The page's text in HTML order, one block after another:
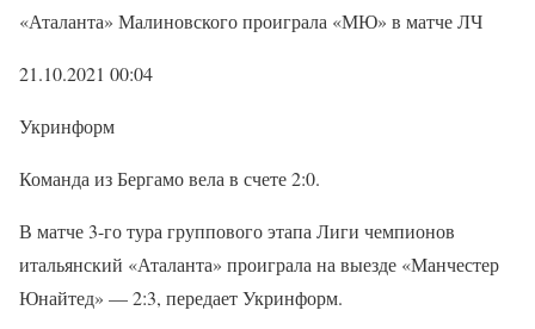
«Аталанта» Малиновского проиграла «МЮ» в матче ЛЧ
21.10.2021 00:04
Укринформ
Команда из Бергамо вела в счете 2:0.
В матче 3-го тура группового этапа Лиги чемпионов
итальянский «Аталанта» проиграла на выезде «Манчестер
Юнайтед» — 2:3, передает Укринформ.